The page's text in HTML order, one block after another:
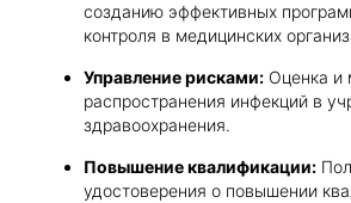
созданию эффективных
контроля в медицинских
Управление рисками: Оценка и
распространения инфекций в
здравоохранения.
Повышение квалификации:
удостоверения о повышении